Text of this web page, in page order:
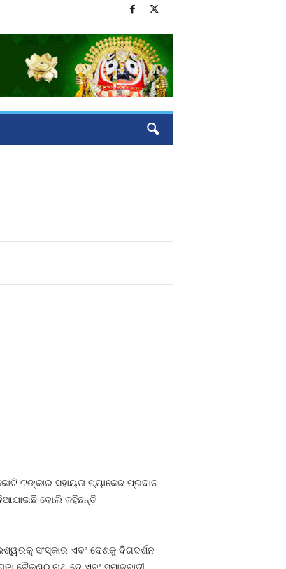
ଟଙ୍କାର ସହାୟତା ପ୍ୟାକେଜ ପ୍ରଦାନ
ବୋଲି କହିଛନ୍ତି
ସଂସ୍କାର ଏବଂ ଦେଶକୁ ଦିଗଦର୍ଶନ